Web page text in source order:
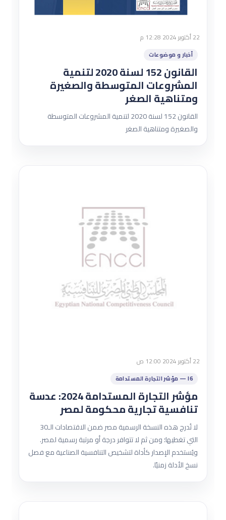
22 أكتوبر 2024 12:28 م
أخبار و موضوعات
القانون 152 لسنة 2020 لتنمية
المشروعات المتوسطة والصغيرة
ومتناهية الصغر
القانون 152 لسنة 2020 لتنمية المشروعات المتوسطة
والصغيرة ومتناهية الصغر
22 أكتوبر 2024 12:00 ص
I6 — مؤشر التجارة المستدامة
مؤشر التجارة المستدامة 2024: عدسة
تنافسية تجارية محكومة لمصر
لا تُدرج هذه النسخة الرسمية مصر ضمن الاقتصادات الـ30
التي تغطيها؛ ومن ثم لا تتوافر درجة أو مرتبة رسمية لمصر.
ويُستخدم الإصدار كأداة لتشخيص التنافسية الصناعية مع فصل
نسخ الأدلة زمنيًا.